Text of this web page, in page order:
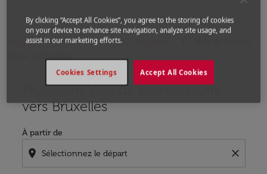
Accueil Vols Vols pour Belgique
Prochains Vols de Pointe-Noire
vers Bruxelles
À partir de
location_on close
Aucun tarif trouvé pour les options populaires
By clicking “Accept All Cookies”, you agree to the storing of cookies
on your device to enhance site navigation, analyze site usage, and
assist in our marketing efforts.
Accept All Cookies
Cookies Settings